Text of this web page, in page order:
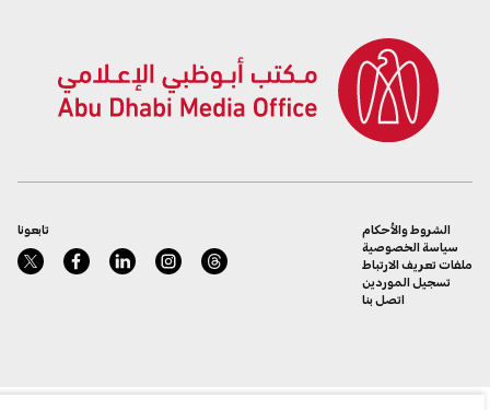
تابعونا
الشروط والأحكام
سياسة الخصوصية
ملفات تعريف الارتباط
تسجيل الموردين
اتصل بنا